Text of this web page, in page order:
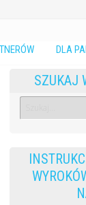
DLA
SZUKAJ